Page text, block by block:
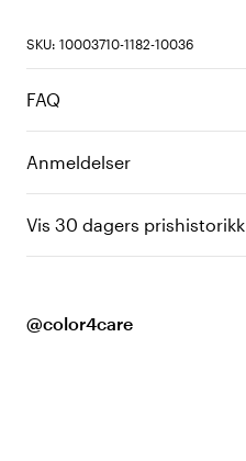
SKU: 10003710-1182-10036
FAQ
Anmeldelser
Vis 30 dagers prishistorikk
@color4care